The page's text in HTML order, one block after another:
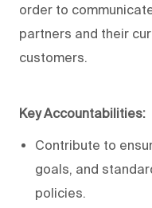
order to
partners and their
customers.
Key Accountabilities:
Contribute to
goals, and
policies.